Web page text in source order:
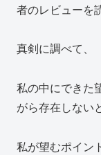
者のレビューを
真剣に調べて、
私の中にできた
がら存在しない
私が望むポイン